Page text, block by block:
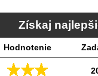
Získaj
Hodnotenie